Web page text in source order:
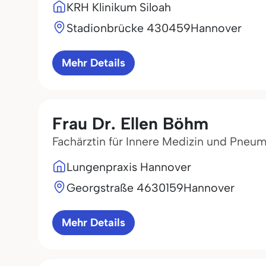
KRH Klinikum Siloah
Stadionbrücke 430459Hannover
Mehr Details
Frau Dr. Ellen Böhm
Fachärztin für Innere Medizin und
Lungenpraxis Hannover
Georgstraße 4630159Hannover
Mehr Details